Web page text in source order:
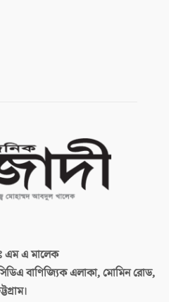
এম এ মালেক
বাণিজ্যিক এলাকা, মোমিন রোড,